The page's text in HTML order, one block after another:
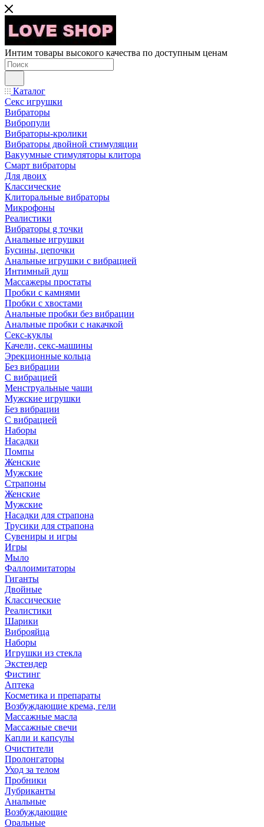
Интим товары высокого качества по доступным ценам
Каталог
Секс игрушки
Вибраторы
Вибропули
Вибраторы-кролики
Вибраторы двойной стимуляции
Вакуумные стимуляторы клитора
Смарт вибраторы
Для двоих
Классические
Клиторальные вибраторы
Микрофоны
Реалистики
Вибраторы g точки
Анальные игрушки
Бусины, цепочки
Анальные игрушки с вибрацией
Интимный душ
Массажеры простаты
Пробки с камнями
Пробки с хвостами
Анальные пробки без вибрации
Анальные пробки с накачкой
Секс-куклы
Качели, секс-машины
Эрекционные кольца
Без вибрации
С вибрацией
Менструальные чаши
Мужские игрушки
Без вибрации
С вибрацией
Наборы
Насадки
Помпы
Женские
Мужские
Страпоны
Женские
Мужские
Насадки для страпона
Трусики для страпона
Сувениры и игры
Игры
Мыло
Фаллоимитаторы
Гиганты
Двойные
Классические
Реалистики
Шарики
Виброяйца
Наборы
Игрушки из стекла
Экстендер
Фистинг
Аптека
Косметика и препараты
Возбуждающие крема, гели
Массажные масла
Массажные свечи
Капли и капсулы
Очистители
Пролонгаторы
Уход за телом
Пробники
Лубриканты
Анальные
Возбуждающие
Оральные